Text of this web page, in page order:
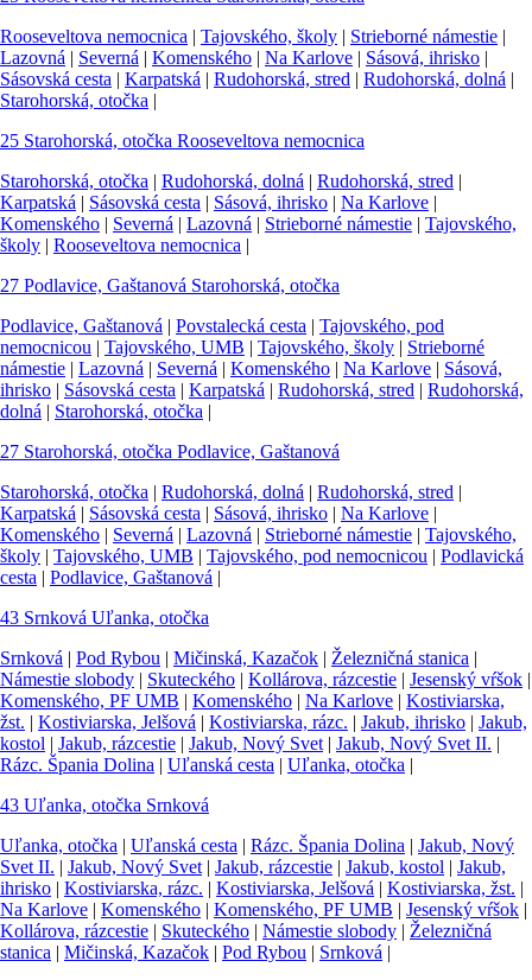
Rooseveltova nemocnica | Tajovského, školy | Strieborné námestie |
Lazovná | Severná | Komenského | Na Karlove | Sásová, ihrisko |
Sásovská cesta | Karpatská | Rudohorská, stred | Rudohorská, dolná |
Starohorská, otočka |
25 Starohorská, otočka Rooseveltova nemocnica
Starohorská, otočka | Rudohorská, dolná | Rudohorská, stred |
Karpatská | Sásovská cesta | Sásová, ihrisko | Na Karlove |
Komenského | Severná | Lazovná | Strieborné námestie | Tajovského,
školy | Rooseveltova nemocnica |
27 Podlavice, Gaštanová Starohorská, otočka
Podlavice, Gaštanová | Povstalecká cesta | Tajovského, pod
nemocnicou | Tajovského, UMB | Tajovského, školy | Strieborné
námestie | Lazovná | Severná | Komenského | Na Karlove | Sásová,
ihrisko | Sásovská cesta | Karpatská | Rudohorská, stred | Rudohorská,
dolná | Starohorská, otočka |
27 Starohorská, otočka Podlavice, Gaštanová
Starohorská, otočka | Rudohorská, dolná | Rudohorská, stred |
Karpatská | Sásovská cesta | Sásová, ihrisko | Na Karlove |
Komenského | Severná | Lazovná | Strieborné námestie | Tajovského,
školy | Tajovského, UMB | Tajovského, pod nemocnicou | Podlavická
cesta | Podlavice, Gaštanová |
43 Srnková Uľanka, otočka
Srnková | Pod Rybou | Mičinská, Kazačok | Železničná stanica |
Námestie slobody | Skuteckého | Kollárova, rázcestie | Jesenský vŕšok |
Komenského, PF UMB | Komenského | Na Karlove | Kostiviarska,
žst. | Kostiviarska, Jelšová | Kostiviarska, rázc. | Jakub, ihrisko | Jakub,
kostol | Jakub, rázcestie | Jakub, Nový Svet | Jakub, Nový Svet II. |
Rázc. Špania Dolina | Uľanská cesta | Uľanka, otočka |
43 Uľanka, otočka Srnková
Uľanka, otočka | Uľanská cesta | Rázc. Špania Dolina | Jakub, Nový
Svet II. | Jakub, Nový Svet | Jakub, rázcestie | Jakub, kostol | Jakub,
ihrisko | Kostiviarska, rázc. | Kostiviarska, Jelšová | Kostiviarska, žst. |
Na Karlove | Komenského | Komenského, PF UMB | Jesenský vŕšok |
Kollárova, rázcestie | Skuteckého | Námestie slobody | Železničná
stanica | Mičinská, Kazačok | Pod Rybou | Srnková |